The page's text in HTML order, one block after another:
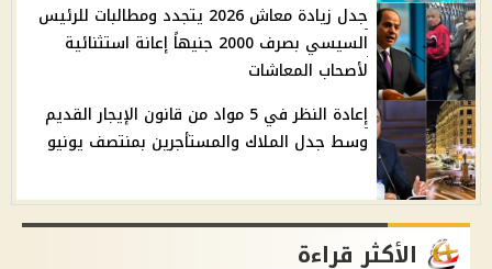
جدل زيادة معاش 2026 يتجدد ومطالبات للرئيس
السيسي بصرف 2000 جنيهاً إعانة استثنائية
لأصحاب المعاشات
إعادة النظر في 5 مواد من قانون الإيجار القديم
وسط جدل الملاك والمستأجرين بمنتصف يونيو
الأكثر قراءة